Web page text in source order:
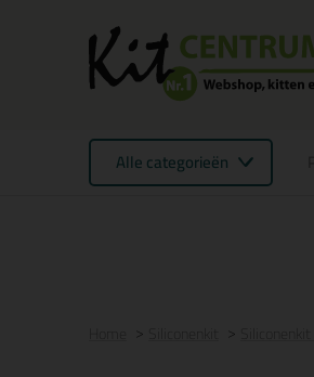
Alle categorieën